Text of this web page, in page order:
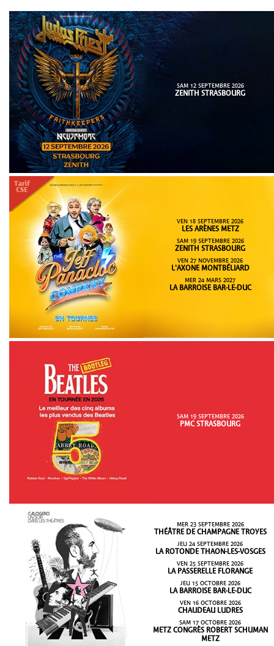
SAM 12 SEPTEMBRE 2026
ZENITH STRASBOURG
VEN 18 SEPTEMBRE 2026
LES ARÈNES METZ
SAM 19 SEPTEMBRE 2026
ZENITH STRASBOURG
VEN 27 NOVEMBRE 2026
L'AXONE MONTBÉLIARD
MER 24 MARS 2027
LA BARROISE BAR-LE-DUC
SAM 19 SEPTEMBRE 2026
PMC STRASBOURG
MER 23 SEPTEMBRE 2026
THÉÂTRE DE CHAMPAGNE TROYES
JEU 24 SEPTEMBRE 2026
LA ROTONDE THAON-LES-VOSGES
VEN 25 SEPTEMBRE 2026
LA PASSERELLE FLORANGE
JEU 15 OCTOBRE 2026
LA BARROISE BAR-LE-DUC
VEN 16 OCTOBRE 2026
CHAUDEAU LUDRES
SAM 17 OCTOBRE 2026
METZ CONGRÈS ROBERT SCHUMAN
METZ